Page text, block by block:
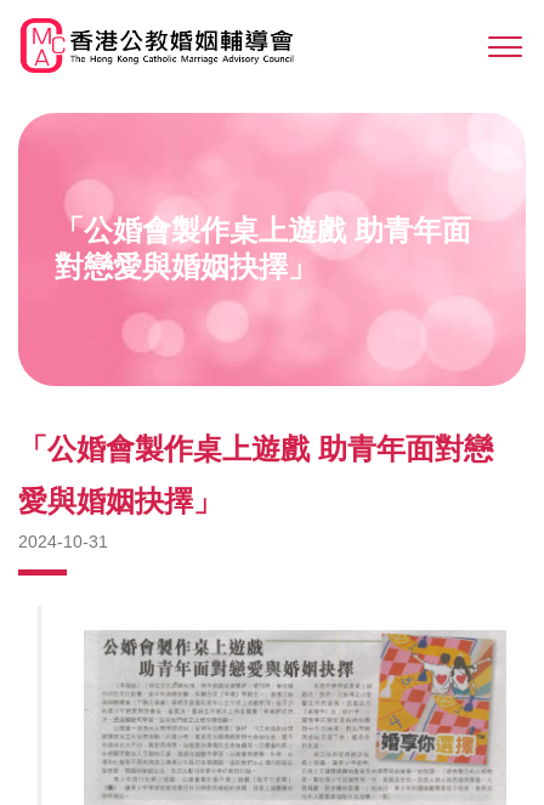
main
「公婚會製作桌上遊戲 助青年面
對戀愛與婚姻抉擇」
「公婚會製作桌上遊戲 助青年面對戀
愛與婚姻抉擇」
2024-10-31